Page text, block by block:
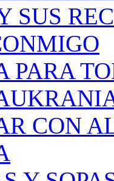
SUS
PARA
CON